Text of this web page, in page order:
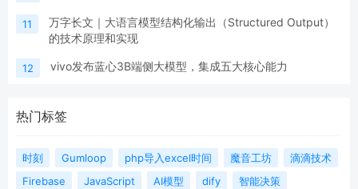
11
万字长文｜大语言模型结构化输出（Structured Output）
的技术原理和实现
12 vivo发布蓝心3B端侧大模型，集成五大核心能力
热门标签
时刻 Gumloop php导入excel时间 魔音工坊
滴滴技术
Firebase
JavaScript AI模型 dify
智能决策